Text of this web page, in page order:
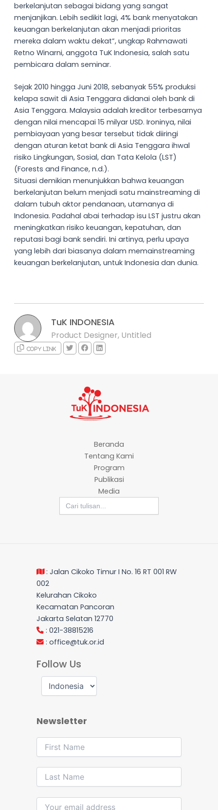
berkelanjutan sebagai bidang yang sangat
menjanjikan. Lebih sedikit lagi, 4% bank menyatakan
keuangan berkelanjutan akan menjadi prioritas
mereka dalam waktu dekat”, ungkap Rahmawati
Retno Winarni, anggota TuK Indonesia, salah satu
pembicara dalam seminar.
Sejak 2010 hingga Juni 2018, sebanyak 55% produksi
kelapa sawit di Asia Tenggara didanai oleh bank di
Asia Tenggara. Malaysia adalah kreditor terbesarnya
dengan nilai mencapai 15 milyar USD. Ironinya, nilai
pembiayaan yang besar tersebut tidak diiringi
dengan aturan ketat bank di Asia Tenggara ihwal
risiko Lingkungan, Sosial, dan Tata Kelola (LST)
(Forests and Finance, n.d.).
Situasi demikian menunjukkan bahwa keuangan
berkelanjutan belum menjadi satu mainstreaming di
dalam tubuh aktor pendanaan, utamanya di
Indonesia. Padahal abai terhadap isu LST justru akan
meningkatkan risiko keuangan, kepatuhan, dan
reputasi bagi bank sendiri. Ini artinya, perlu upaya
yang lebih dari biasanya dalam memainstreaming
keuangan berkelanjutan, untuk Indonesia dan dunia.
TuK INDONESIA
Product Designer, Untitled
Copy link
Beranda
Tentang Kami
Program
Publikasi
Media
Search
for:
: Jalan Cikoko Timur I No. 16 RT 001 RW
002
Kelurahan Cikoko
Kecamatan Pancoran
Jakarta Selatan 12770
: 021-38815216
: office@tuk.or.id
Follow Us
Newsletter